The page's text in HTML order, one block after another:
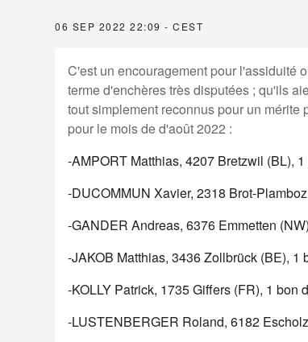
06 SEP 2022 22:09 - CEST
C'est un encouragement pour l'assiduité
terme d'enchères très disputées ; qu'ils
tout simplement reconnus pour un
pour le mois de d'août 2022 :
-AMPORT Matthias, 4207 Bretzwil (BL),
-DUCOMMUN Xavier, 2318 Brot-
-GANDER Andreas, 6376 Emmetten
-JAKOB Matthias, 3436 Zollbrück (BE), 1
-KOLLY Patrick, 1735 Giffers (FR), 1 bon
-LUSTENBERGER Roland, 6182